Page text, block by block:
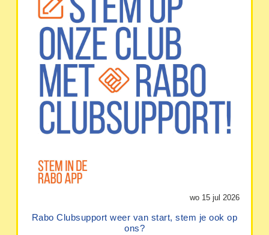
wo 15 jul 2026
Rabo Clubsupport weer van start, stem je ook op
ons?